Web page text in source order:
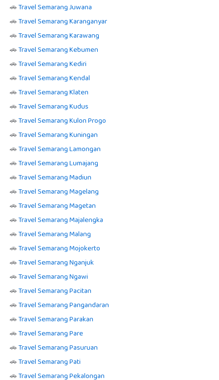
🚗Travel Semarang Juwana
🚗Travel Semarang Karanganyar
🚗Travel Semarang Karawang
🚗Travel Semarang Kebumen
🚗Travel Semarang Kediri
🚗Travel Semarang Kendal
🚗Travel Semarang Klaten
🚗Travel Semarang Kudus
🚗Travel Semarang Kulon Progo
🚗Travel Semarang Kuningan
🚗Travel Semarang Lamongan
🚗Travel Semarang Lumajang
🚗Travel Semarang Madiun
🚗Travel Semarang Magelang
🚗Travel Semarang Magetan
🚗Travel Semarang Majalengka
🚗Travel Semarang Malang
🚗Travel Semarang Mojokerto
🚗Travel Semarang Nganjuk
🚗Travel Semarang Ngawi
🚗Travel Semarang Pacitan
🚗Travel Semarang Pangandaran
🚗Travel Semarang Parakan
🚗Travel Semarang Pare
🚗Travel Semarang Pasuruan
🚗Travel Semarang Pati
🚗Travel Semarang Pekalongan